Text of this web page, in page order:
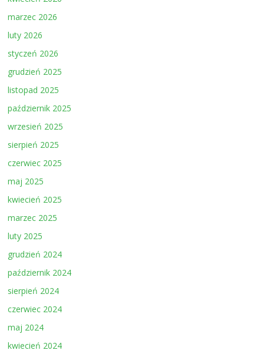
marzec 2026
luty 2026
styczeń 2026
grudzień 2025
listopad 2025
październik 2025
wrzesień 2025
sierpień 2025
czerwiec 2025
maj 2025
kwiecień 2025
marzec 2025
luty 2025
grudzień 2024
październik 2024
sierpień 2024
czerwiec 2024
maj 2024
kwiecień 2024